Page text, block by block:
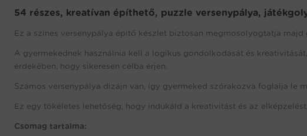
this
54 részes, kreatívan építhető, puzzle versenypálya,
Ez a színes versenypálya építő készlet biztosan megmosolyogtatja majd
A gyermekednek használnia kell a logikus gondolkodását és
érdekében, hogy sikeresen célba érjen.
Számos versenypálya dizájn van, így gyermeked szórakozva foglalja le
Ez egy tökéletes lehetőség, hogy indukáld a kreativitást és az
Csomag tartalma: